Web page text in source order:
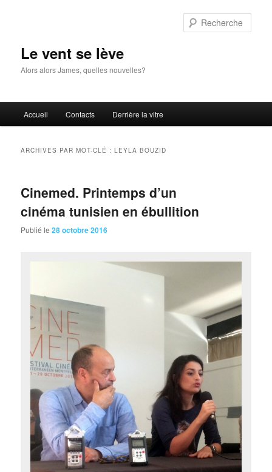
Le vent se lève
Alors alors James, quelles nouvelles?
principal
Accueil Contacts Derrière la vitre
ARCHIVES PAR MOT-CLÉ :LEYLA BOUZID
Cinemed. Printemps d’un
cinéma tunisien en ébullition
Publié le28 octobre 2016